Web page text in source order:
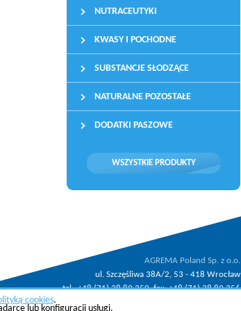
NUTRACEUTYKI
KWASY I POCHODNE
SUBSTANCJE SŁODZĄCE
NATURALNE POZOSTAŁE
DODATKI PASZOWE
WSZYSTKIE PRODUKTY
AGREMA Poland Sp. z o.o.
ul. Szczęśliwa 38A/2, 53 - 418 Wrocław
tel.: +48 (71) 38 89 350, fax: +48 (71) 38 89 356
cookies.
lub konfiguracji usługi.